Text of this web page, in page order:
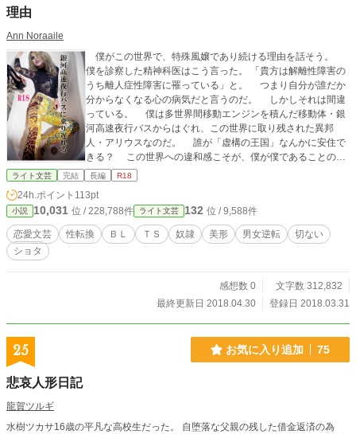
理由
Ann Noraaile
僕がこの世界で、特殊風嬢であり続ける理由を話そう。
僕を診察した精神科医はこう言った。 「貴方は解離性障害の
うち離人症性障害に罹っている」と。 つまり自分が誰だか
分からなくなる心の病気だと言うのだ。 しかしそれは間違
っている。 僕は多世界間移動エンジンを積んだ移動体・銀
河高速夜行バスからはぐれ、この世界に取り残された異邦
人・アリウスなのだ。 誰が「虚構の王国」なんかに安住で
きる？ この世界への違和感こそが、僕が僕であることの証
しだ。 ともすれば、この世界に埋没しそうになる自分を励
る。
ライト文芸 完結 長編 R18
24h.ポイント 113pt
小説 10,031 位 / 228,788件 ライト文芸 132 位 / 9,588件
恋愛文芸 性転換 ＢＬ ＴＳ 奴隷 美形 男女逆転
切ない
ショタ
感想数 0
文字数 312,832
最終更新日 2018.04.30
登録日 2018.03.31
25 お気に入り追加 75
悲哀人形日記
龍賀ツルギ
水樹ツカサ16歳の平凡な高校生だった。 自堕落な父親の残した借金返済の為